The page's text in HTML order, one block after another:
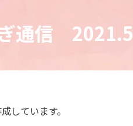
通信 2021.5
しています。